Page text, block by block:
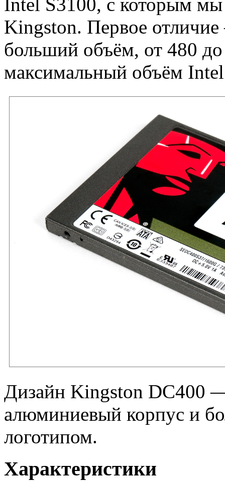
Kingston. Первое
больший объём, от 480
максимальный объём
Дизайн Kingston DC400
алюминиевый корпус и
логотипом.
Характеристики